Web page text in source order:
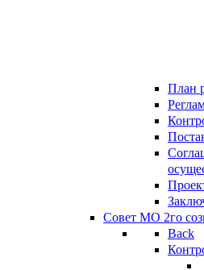
План
Совет МО 2го
Back